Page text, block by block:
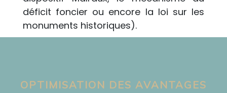
déficit foncier ou encore la loi sur les
monuments historiques).
OPTIMISATION DES AVANTAGES